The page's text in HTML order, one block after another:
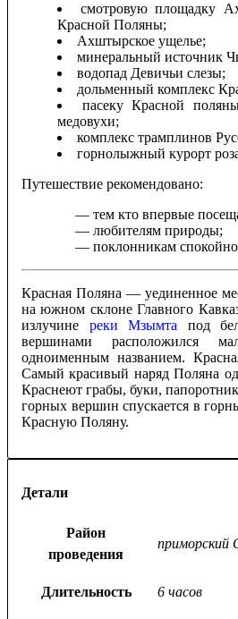
смотровую площадку
Красной Поляны;
Ахштырское ущелье;
минеральный источник
водопад Девичьи слезы;
дольменный комплекс
пасеку Красной
медовухи;
комплекс трамплинов
горнолыжный курорт
Путешествие рекомендовано:
— тем кто впервые
— любителям природы;
— поклонникам
Красная Поляна — уединенное
на южном склоне Главного
излучине реки Мзымта под
вершинами расположился
одноименным названием.
Самый красивый наряд Поляна
Краснеют грабы, буки,
горных вершин спускается в
Красную Поляну.
Детали
Район
проведения
приморский
Длительность 6 часов